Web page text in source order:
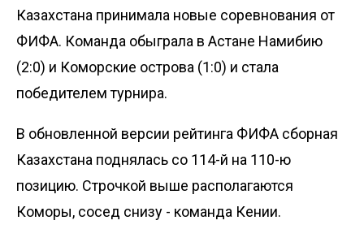
Казахстана принимала новые соревнования от
ФИФА. Команда обыграла в Астане Намибию
(2:0) и Коморские острова (1:0) и стала
победителем турнира.
В обновленной версии рейтинга ФИФА сборная
Казахстана поднялась со 114-й на 110-ю
позицию. Строчкой выше располагаются
Коморы, сосед снизу - команда Кении.